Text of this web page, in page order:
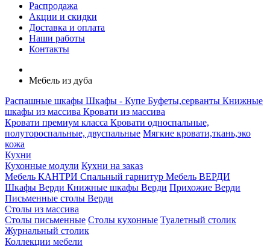
Распродажа
Акции и скидки
Доставка и оплата
Наши работы
Контакты
Мебель из дуба
Распашные шкафы Шкафы - Купе Буфеты,серванты Книжные
шкафы из массива Кровати из массива
Кровати премиум класса Кровати односпальные,
полутороспальные, двуспальные Мягкие кровати,ткань,эко
кожа
Кухни
Кухонные модули Кухни на заказ
Мебель КАНТРИ Спальный гарнитур Мебель ВЕРДИ
Шкафы Верди Книжные шкафы Верди Прихожие Верди
Письменные столы Верди
Столы из массива
Столы письменные Столы кухонные Туалетный столик
Журнальный столик
Коллекции мебели